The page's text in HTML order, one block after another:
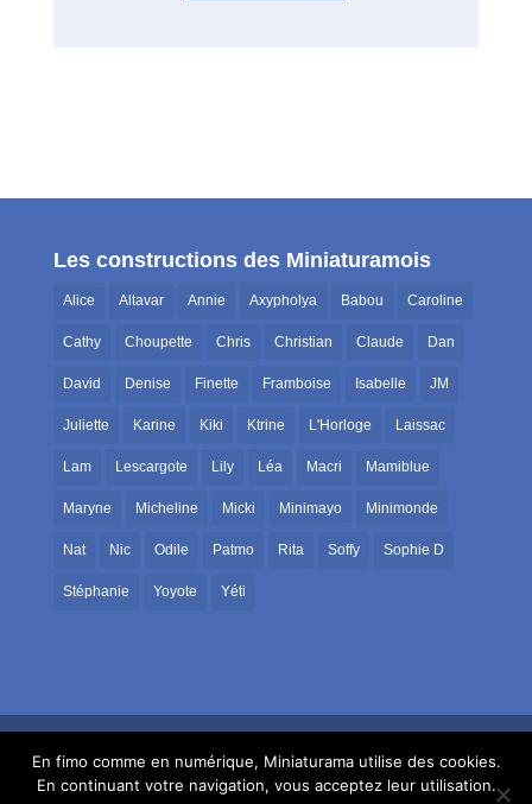
Les constructions des Miniaturamois
Alice Altavar Annie Axypholya Babou Caroline
Cathy Choupette Chris Christian Claude Dan
David Denise Finette Framboise Isabelle JM
Juliette Karine Kiki Ktrine L'Horloge Laissac
Lam Lescargote Lily Léa Macri Mamiblue
Maryne Micheline Micki Minimayo Minimonde
Nat Nic Odile Patmo Rita Soffy Sophie D
Stéphanie Yoyote Yéti
© 1998-2026 Miniaturama Micki et Vincent |
En fimo comme en numérique, Miniaturama utilise des cookies.
En continuant votre navigation, vous acceptez leur utilisation.